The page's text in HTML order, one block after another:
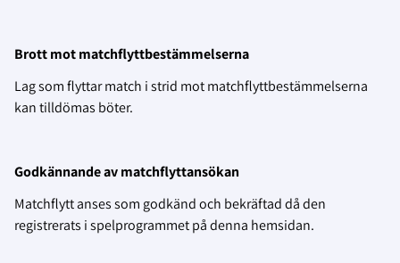
Brott mot matchflyttbestämmelserna
Lag som flyttar match i strid mot matchflyttbestämmelserna
kan tilldömas böter.
Godkännande av matchflyttansökan
Matchflytt anses som godkänd och bekräftad då den
registrerats i spelprogrammet på denna hemsidan.